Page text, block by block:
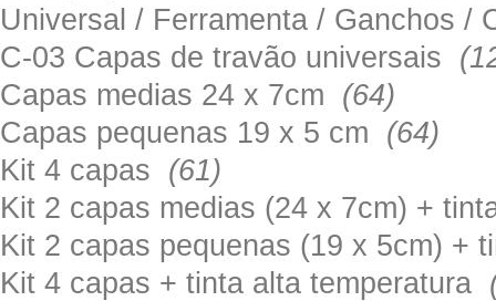
Universal / Ferramenta / Ganchos
C-03 Capas de travão universais
Capas medias 24 x 7cm (64)
Capas pequenas 19 x 5 cm (64)
Kit 4 capas (61)
Kit 2 capas medias (24 x 7cm) +
Kit 2 capas pequenas (19 x 5cm) +
Kit 4 capas + tinta alta temperatura